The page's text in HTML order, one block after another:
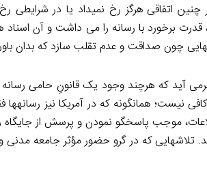
اتفاقی هرگز رخ نمی­داد یا در شرایطی
برخورد با رسانه را می­ داشت و آن اسناد
چون صداقت و عدم تقلب سازد که بدان
­آید که هرچند وجود یک قانونِ حامی
نیست؛ همان­گونه که در آمریکا نیز
تلاش­هایی که در گرو حضور مؤثر جامعه مدنی